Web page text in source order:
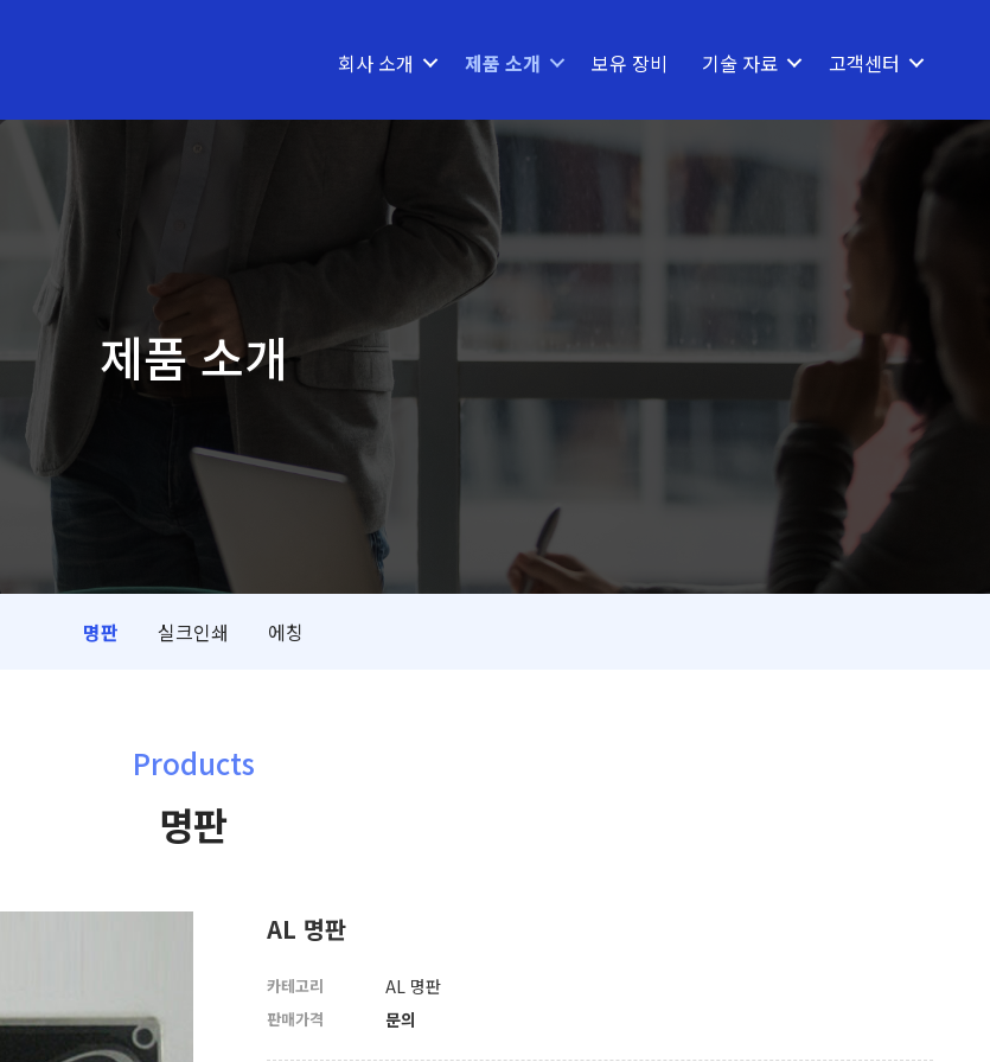
회사 소개 제품 소개 보유 장비 기술 자료 고객센터
제품 소개
명판 실크인쇄 에칭
Products
명판
AL 명판
카테고리 AL 명판
판매가격